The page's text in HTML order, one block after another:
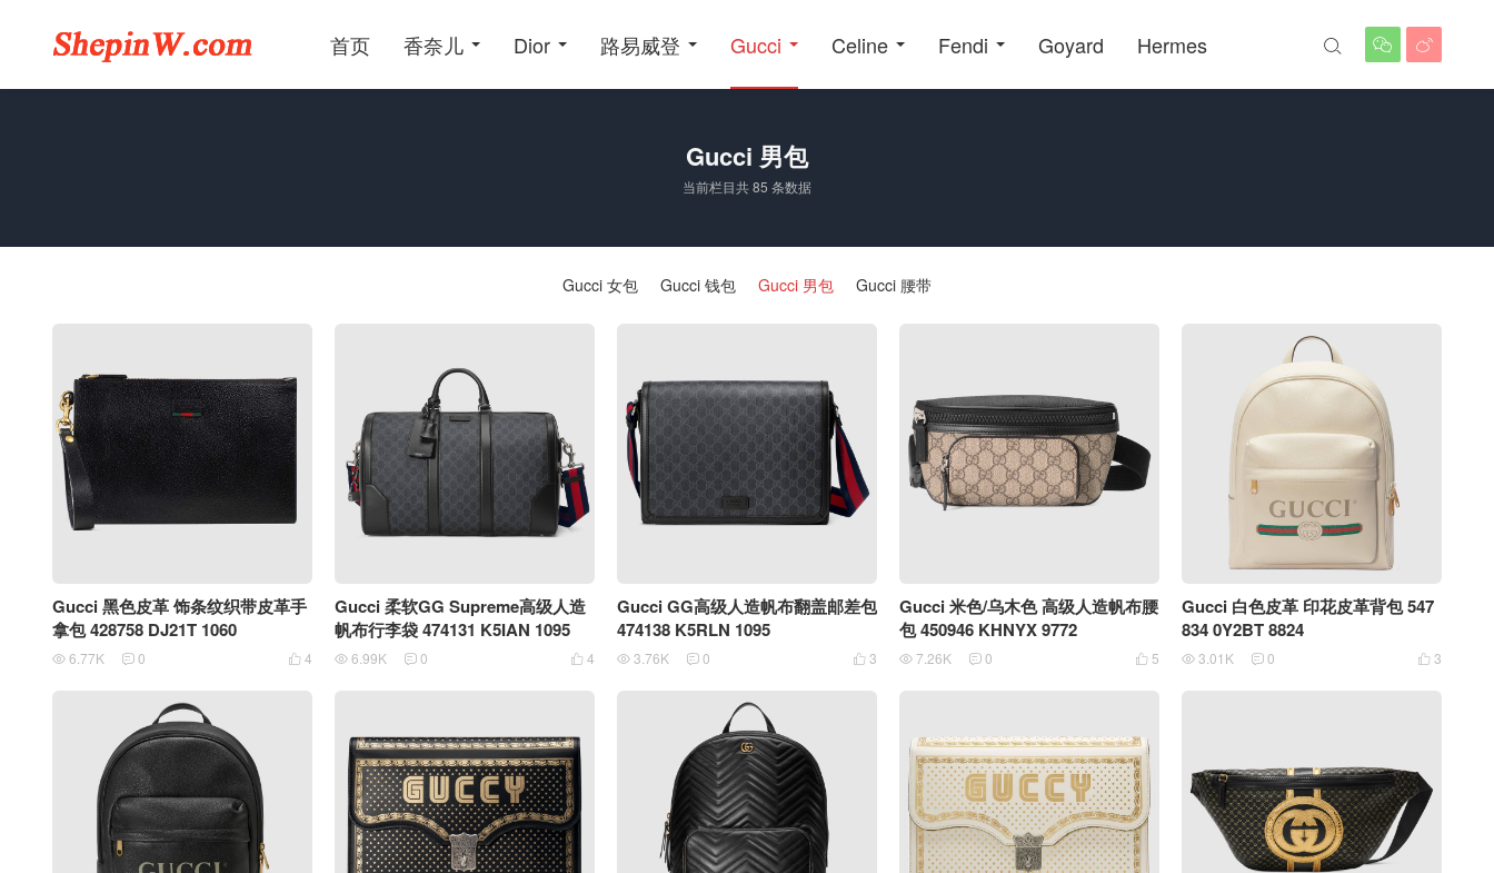
首页 香奈儿 Dior 路易威登 Gucci Celine Fendi Goyard Hermes  

Gucci 男包
当前栏目共 85 条数据
Gucci 女包 Gucci 钱包 Gucci 男包 Gucci 腰带
Gucci 黑色皮革 饰条纹织带皮革手
拿包 428758 DJ21T 1060
 4
 6.77K  0
Gucci 柔软GG Supreme高级人造
帆布行李袋 474131 K5IAN 1095
 4
 6.99K  0
Gucci GG高级人造帆布翻盖邮差包
474138 K5RLN 1095
 3
 3.76K  0
Gucci 米色/乌木色 高级人造帆布腰
包 450946 KHNYX 9772
 5
 7.26K  0
Gucci 白色皮革 印花皮革背包 547
834 0Y2BT 8824
 3
 3.01K  0